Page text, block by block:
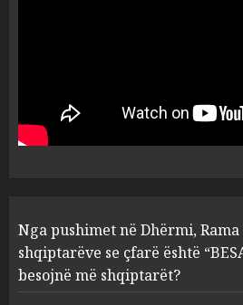
1
se çfarë
besojnë
AUGUST 6, 2026
2
kortizolit
AUGUST 6, 2026
Nga pushimet në Dhërmi,
shqiptarëve se çfarë është
besojnë më shqiptarët?